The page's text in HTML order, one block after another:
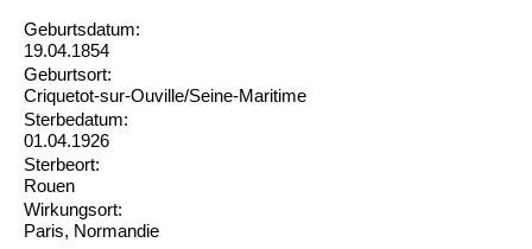
Geburtsdatum:
19.04.1854
Geburtsort:
Criquetot-sur-Ouville/Seine-Maritime
Sterbedatum:
01.04.1926
Sterbeort:
Rouen
Wirkungsort:
Paris, Normandie